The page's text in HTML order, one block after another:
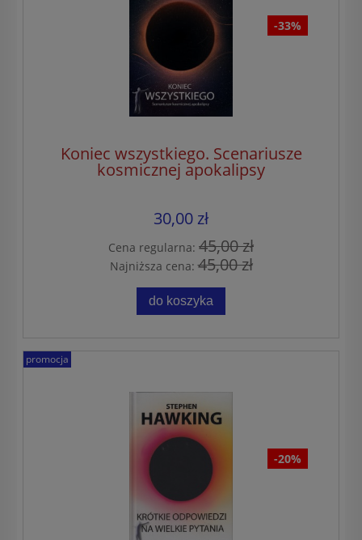
-33%
Koniec wszystkiego. Scenariusze
kosmicznej apokalipsy
30,00 zł
Cena regularna: 45,00 zł
Najniższa cena:45,00 zł
do koszyka
-20%
promocja